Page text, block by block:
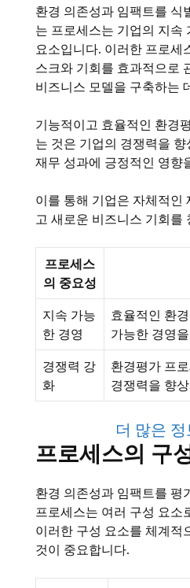
환경 의존성과 임팩트를 식
는 프로세스는 기업의 지속
요소입니다. 이러한 프로세
스크와 기회를 효과적으로
비즈니스 모델을 구축하는
기능적이고 효율적인 환경
는 것은 기업의 경쟁력을
재무 성과에 긍정적인 영향
이를 통해 기업은 자체적인
고 새로운 비즈니스 기회를
프로세스
의 중요성
지속 가능
한 경영
효율적인 환
가능한 경영
경쟁력 강
화
환경평가 프
경쟁력을 향
더 많은 정
프로세스의 구
환경 의존성과 임팩트를 평
프로세스는 여러 구성 요소
이러한 구성 요소를 체계적
것이 중요합니다.